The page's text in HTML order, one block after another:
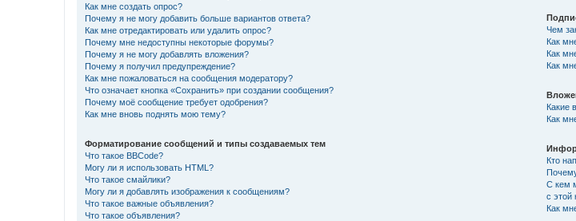
Как мне создать опрос?
Почему я не могу добавить больше вариантов ответа?
Как мне отредактировать или удалить опрос?
Почему мне недоступны некоторые форумы?
Почему я не могу добавлять вложения?
Почему я получил предупреждение?
Как мне пожаловаться на сообщения модератору?
Что означает кнопка «Сохранить» при создании сообщения?
Почему моё сообщение требует одобрения?
Как мне вновь поднять мою тему?
Форматирование сообщений и типы создаваемых тем
Что такое BBCode?
Могу ли я использовать HTML?
Что такое смайлики?
Могу ли я добавлять изображения к сообщениям?
Что такое важные объявления?
Что такое объявления?
Чем
Как
Как
Как
Какие
Как
Кто
С кем
с этой
Как